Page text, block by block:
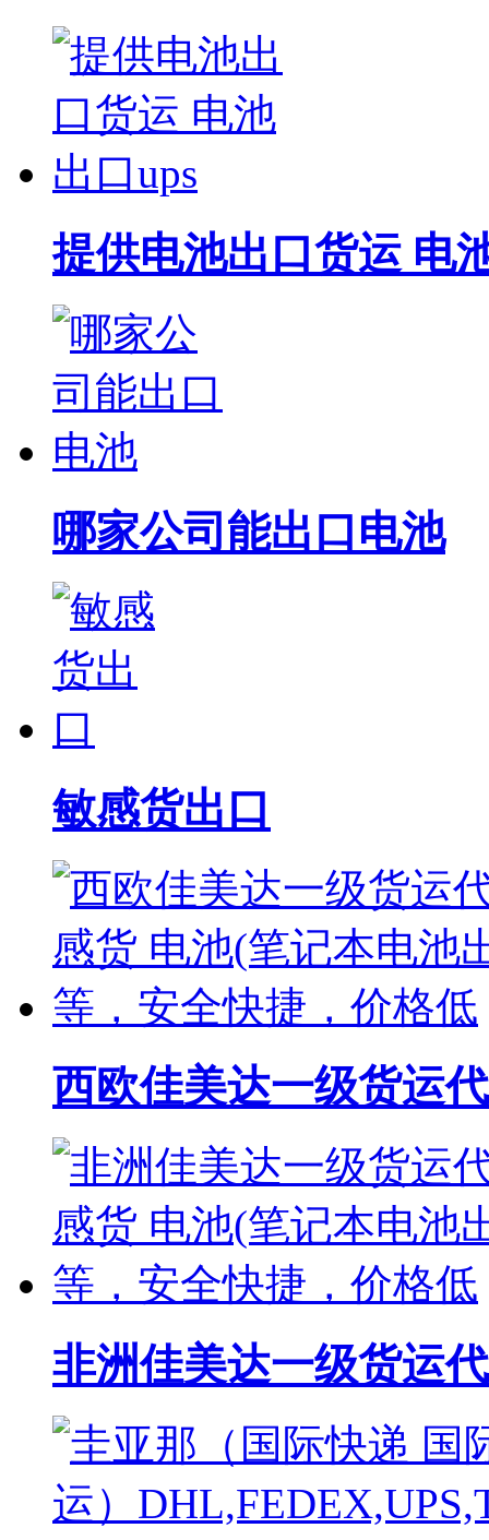
提供电池出口货运 电
哪家公司能出口电池
敏感货出口
西欧佳美达一级货运
非洲佳美达一级货运